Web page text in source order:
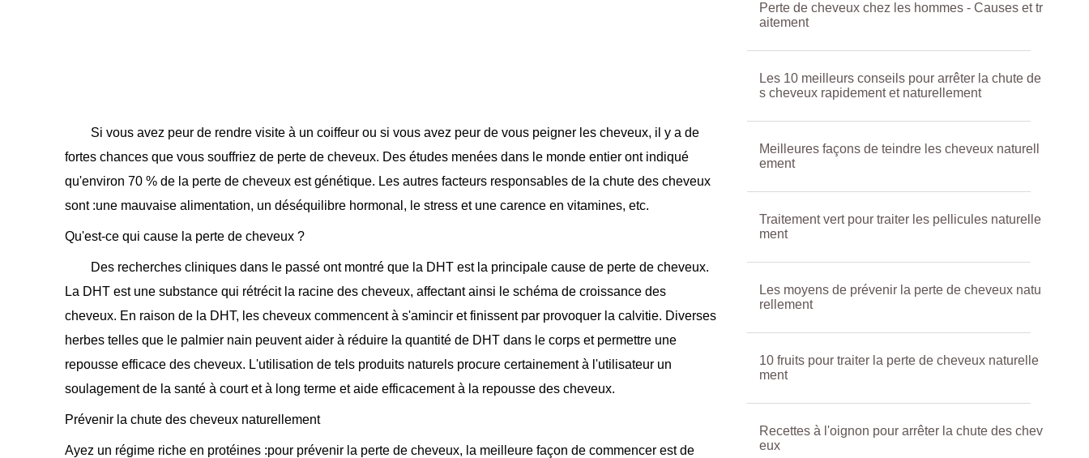
Si vous avez peur de rendre visite à un coiffeur ou si vous avez peur de vous peigner les cheveux, il y a de
fortes chances que vous souffriez de perte de cheveux. Des études menées dans le monde entier ont indiqué
qu'environ 70 % de la perte de cheveux est génétique. Les autres facteurs responsables de la chute des cheveux
sont :une mauvaise alimentation, un déséquilibre hormonal, le stress et une carence en vitamines, etc.
Qu'est-ce qui cause la perte de cheveux ?
Des recherches cliniques dans le passé ont montré que la DHT est la principale cause de perte de cheveux.
La DHT est une substance qui rétrécit la racine des cheveux, affectant ainsi le schéma de croissance des
cheveux. En raison de la DHT, les cheveux commencent à s'amincir et finissent par provoquer la calvitie. Diverses
herbes telles que le palmier nain peuvent aider à réduire la quantité de DHT dans le corps et permettre une
repousse efficace des cheveux. L'utilisation de tels produits naturels procure certainement à l'utilisateur un
soulagement de la santé à court et à long terme et aide efficacement à la repousse des cheveux.
Prévenir la chute des cheveux naturellement
Ayez un régime riche en protéines :pour prévenir la perte de cheveux, la meilleure façon de commencer est de
Perte de cheveux chez les hommes - Causes et tr
aitement
Les 10 meilleurs conseils pour arrêter la chute de
s cheveux rapidement et naturellement
Meilleures façons de teindre les cheveux naturell
ement
Traitement vert pour traiter les pellicules naturelle
ment
Les moyens de prévenir la perte de cheveux natu
rellement
10 fruits pour traiter la perte de cheveux naturelle
ment
Recettes à l'oignon pour arrêter la chute des chev
eux